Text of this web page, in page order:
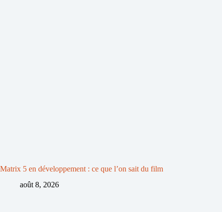
Matrix 5 en développement : ce que l’on sait du film
août 8, 2026